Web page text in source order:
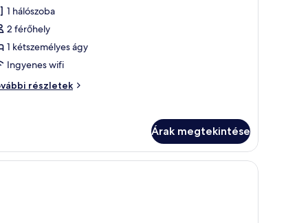
1 hálószoba
2 férőhely
1 kétszemélyes ágy
Ingyenes wifi
részletek
Árak megtekintése
és székekkel.